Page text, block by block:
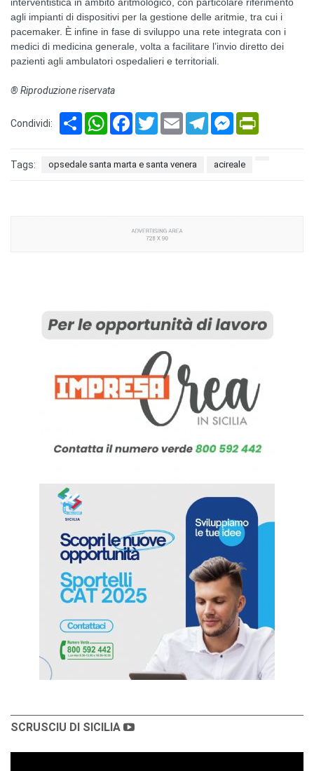
interventistica in ambito aritmologico, con particolare riferimento
agli impianti di dispositivi per la gestione delle aritmie, tra cui i
pacemaker. È infine in fase di sviluppo una rete integrata con i
medici di medicina generale, volta a facilitare l’invio diretto dei
pazienti agli ambulatori ospedalieri e territoriali.
® Riproduzione riservata
Condividi: Share WhatsAppFacebook
TwitterEmail TelegramMessenger
Tags: opsedale santa marta e santa venera acireale
SCRUSCIU DI SICILIA